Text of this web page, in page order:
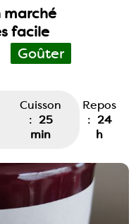
marché
facile
Goûter
Cuisson
: 25
min
Repos
: 24
h